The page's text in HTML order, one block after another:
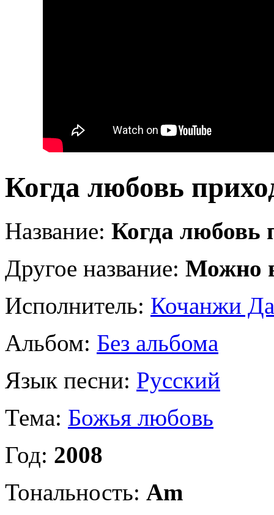
Когда любовь
Название: Когда любовь
Другое название: Можно
Исполнитель: Кочанжи
Альбом: Без альбома
Язык песни: Русский
Тема: Божья любовь
Год: 2008
Тональность: Am